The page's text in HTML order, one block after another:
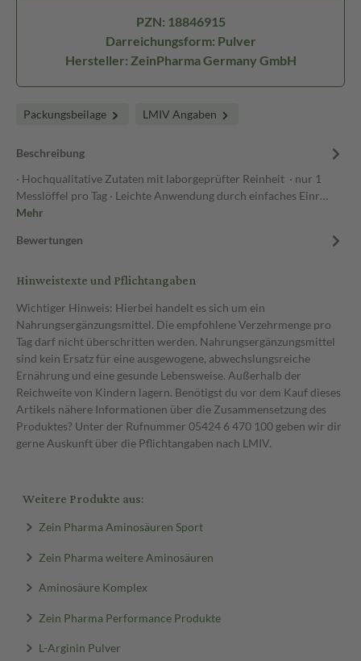
PZN: 18846915
Darreichungsform: Pulver
Hersteller: ZeinPharma Germany GmbH
Packungsbeilage LMIV Angaben
Beschreibung
· Hochqualitative Zutaten mit laborgeprüfter Reinheit · nur 1
Messlöffel pro Tag · Leichte Anwendung durch einfaches Einr…
Mehr
Bewertungen
Hinweistexte und Pflichtangaben
Wichtiger Hinweis: Hierbei handelt es sich um ein
Nahrungsergänzungsmittel. Die empfohlene Verzehrmenge pro
Tag darf nicht überschritten werden. Nahrungsergänzungsmittel
sind kein Ersatz für eine ausgewogene, abwechslungsreiche
Ernährung und eine gesunde Lebensweise. Außerhalb der
Reichweite von Kindern lagern. Benötigst du vor dem Kauf dieses
Artikels nähere Informationen über die Zusammensetzung des
Produktes? Unter der Rufnummer 05424 6 470 100 geben wir dir
gerne Auskunft über die Pflichtangaben nach LMIV.
Weitere Produkte aus:
Zein Pharma Aminosäuren Sport
Zein Pharma weitere Aminosäuren
Aminosäure Komplex
Zein Pharma Performance Produkte
L-Arginin Pulver